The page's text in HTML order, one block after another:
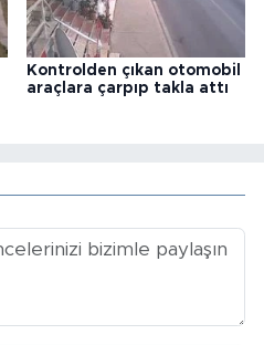
Kontrolden çıkan otomobil
araçlara çarpıp takla attı